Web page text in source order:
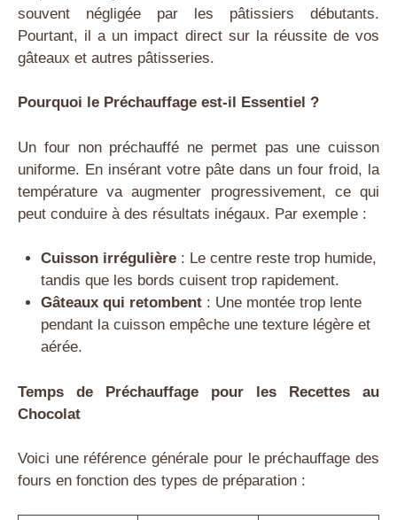
souvent négligée par les pâtissiers débutants.
Pourtant, il a un impact direct sur la réussite de vos
gâteaux et autres pâtisseries.
Pourquoi le Préchauffage est-il Essentiel ?
Un four non préchauffé ne permet pas une cuisson
uniforme. En insérant votre pâte dans un four froid, la
température va augmenter progressivement, ce qui
peut conduire à des résultats inégaux. Par exemple :
Cuisson irrégulière: Le centre reste trop humide,
tandis que les bords cuisent trop rapidement.
Gâteaux qui retombent: Une montée trop lente
pendant la cuisson empêche une texture légère et
aérée.
Temps de Préchauffage pour les Recettes au
Chocolat
Voici une référence générale pour le préchauffage des
fours en fonction des types de préparation :